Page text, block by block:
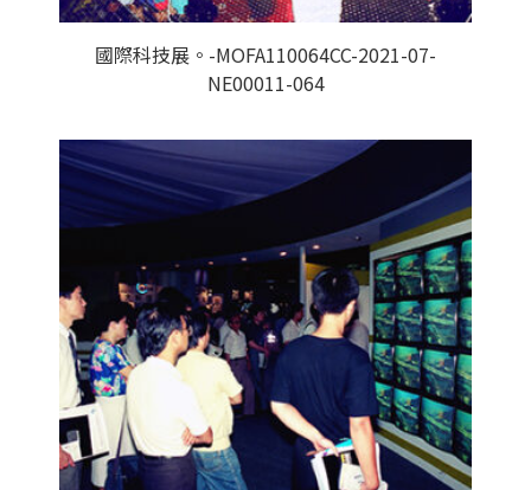
國際科技展。-MOFA110064CC-2021-07-
NE00011-064